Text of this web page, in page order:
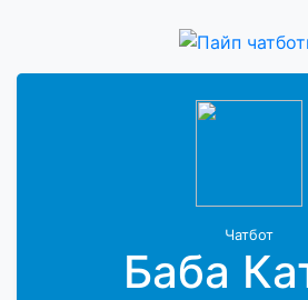
Чатбот
Баба